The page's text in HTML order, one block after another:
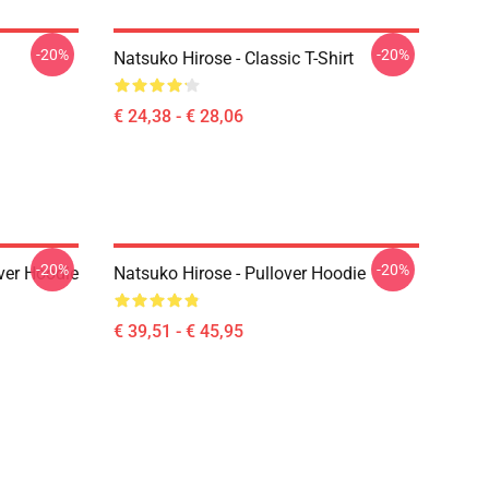
-20% Natsuko Hirose - Classic T-Shirt
€ 24,38 - € 28,06
-20%
Hoodie
-20% Natsuko Hirose - Pullover Hoodie
€ 39,51 - € 45,95
-20%